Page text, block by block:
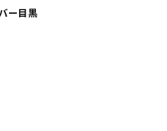
ー目黒